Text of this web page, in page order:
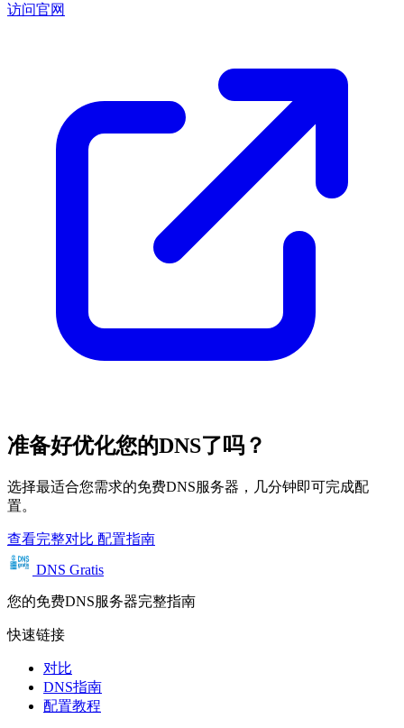
访问官网
准备好优化您的DNS了吗？
选择最适合您需求的免费DNS服务器，几分钟即可完成配
置。
查看完整对比 配置指南
DNS Gratis
您的免费DNS服务器完整指南
快速链接
对比
DNS指南
配置教程